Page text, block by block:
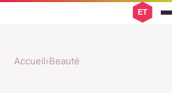
Accueil›Beauté